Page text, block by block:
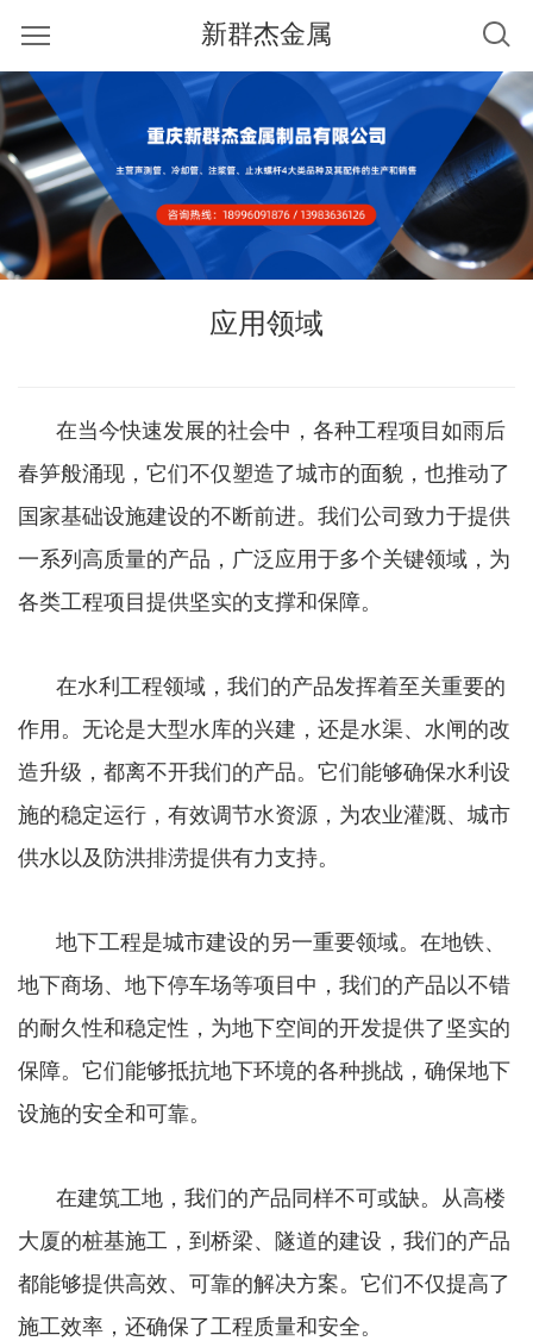
新群杰金属
应用领域
在当今快速发展的社会中，各种工程项目如雨后
春笋般涌现，它们不仅塑造了城市的面貌，也推动了
国家基础设施建设的不断前进。我们公司致力于提供
一系列高质量的产品，广泛应用于多个关键领域，为
各类工程项目提供坚实的支撑和保障。
在水利工程领域，我们的产品发挥着至关重要的
作用。无论是大型水库的兴建，还是水渠、水闸的改
造升级，都离不开我们的产品。它们能够确保水利设
施的稳定运行，有效调节水资源，为农业灌溉、城市
供水以及防洪排涝提供有力支持。
地下工程是城市建设的另一重要领域。在地铁、
地下商场、地下停车场等项目中，我们的产品以不错
的耐久性和稳定性，为地下空间的开发提供了坚实的
保障。它们能够抵抗地下环境的各种挑战，确保地下
设施的安全和可靠。
在建筑工地，我们的产品同样不可或缺。从高楼
大厦的桩基施工，到桥梁、隧道的建设，我们的产品
都能够提供高效、可靠的解决方案。它们不仅提高了
施工效率，还确保了工程质量和安全。